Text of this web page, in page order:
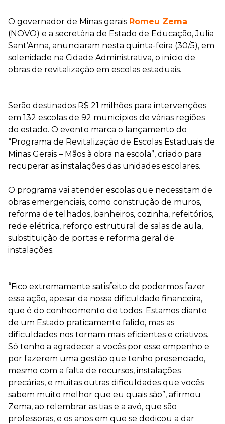
O governador de Minas gerais Romeu Zema
(NOVO) e a secretária de Estado de Educação, Julia
Sant’Anna, anunciaram nesta quinta-feira (30/5), em
solenidade na Cidade Administrativa, o início de
obras de revitalização em escolas estaduais.
Serão destinados R$ 21 milhões para intervenções
em 132 escolas de 92 municípios de várias regiões
do estado. O evento marca o lançamento do
“Programa de Revitalização de Escolas Estaduais de
Minas Gerais – Mãos à obra na escola”, criado para
recuperar as instalações das unidades escolares.
O programa vai atender escolas que necessitam de
obras emergenciais, como construção de muros,
reforma de telhados, banheiros, cozinha, refeitórios,
rede elétrica, reforço estrutural de salas de aula,
substituição de portas e reforma geral de
instalações.
“Fico extremamente satisfeito de podermos fazer
essa ação, apesar da nossa dificuldade financeira,
que é do conhecimento de todos. Estamos diante
de um Estado praticamente falido, mas as
dificuldades nos tornam mais eficientes e criativos.
Só tenho a agradecer a vocês por esse empenho e
por fazerem uma gestão que tenho presenciado,
mesmo com a falta de recursos, instalações
precárias, e muitas outras dificuldades que vocês
sabem muito melhor que eu quais são”, afirmou
Zema, ao relembrar as tias e a avó, que são
professoras, e os anos em que se dedicou a dar